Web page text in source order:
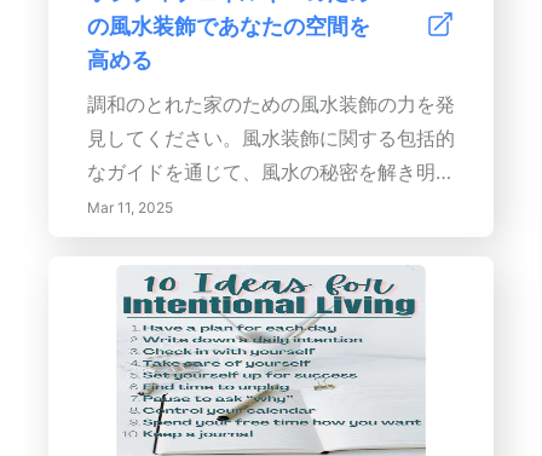
に近いことは、生産性を支援し、ポジティ
ブな雰囲気を育むのに役立ちます。2. 空
間の整理: 整理整頓された環境は、心の明
瞭さを改善し、ポジティブなエネルギーの
流れを招きます。効果的な整理技術を実施
して、集中を促進し、ストレスを軽減する
組織的な作業空間を維持します。3. 自然
要素の統合: オフィスの装飾に自然の素材
や色を取り入れることは、風水の原則に沿
い、集中力と幸福感を高めます。木材、大
地の色合い、植物を強調して、活力を与え
る環境を育むことが重要です。4. デスク
の位置最適化: デスクの位置はエネルギー
の風水装飾であなたの空間を
高める
調和のとれた家のための風水装飾の力を発
見してください。風水装飾に関する包括的
なガイドを通じて、風水の秘密を解き明か
します。この古代中国の実践の原則を掘り
下げ、私たちの環境と幸福との深い関連性
を強調します。風水ドラゴン、笑う仏、金
運猫などの強力なシンボルの重要性から、
クリスタルや植物の変革的な特性まで、こ
れらの装飾品を戦略的に選び、配置して、
あなたの生活にポジティブさを高める方法
を学びましょう。エネルギーの流れを支配
Mar 11, 2025